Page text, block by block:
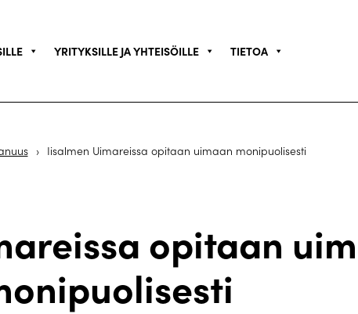
YRITYKSILLE JA YHTEISÖILLE TIETOA
› Iisalmen Uimareissa opitaan uimaan monipuolisesti
opitaan